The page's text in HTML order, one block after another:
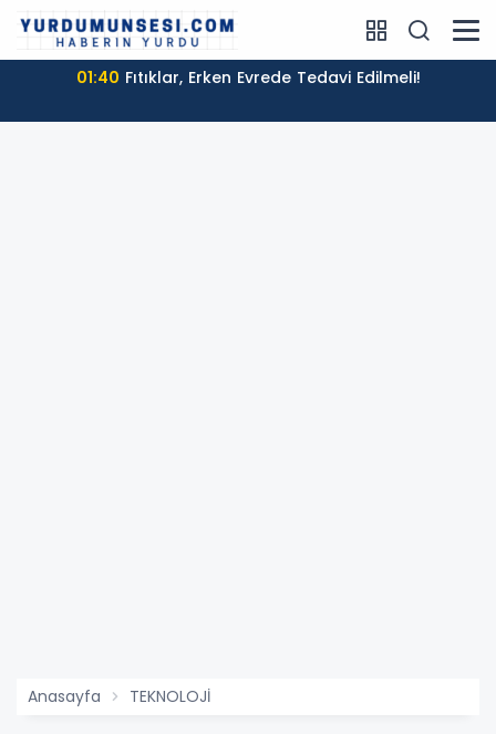
01:40 Fıtıklar, Erken Evrede Tedavi Edilmeli!
Anasayfa TEKNOLOJİ